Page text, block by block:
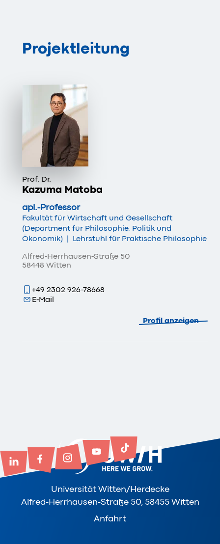
Projektleitung
Prof. Dr.
Kazuma Matoba
apl.-Professor
Fakultät für Wirtschaft und Gesellschaft
(Department für Philosophie, Politik und
Ökonomik) | Lehrstuhl für Praktische Philosophie
+49 2302 926-78668
E-Mail
Alfred-Herrhausen-Straße 50
58448 Witten
Profil anzeigen
Universität Witten/Herdecke
Alfred-Herrhausen-Straße 50, 58455 Witten
Anfahrt